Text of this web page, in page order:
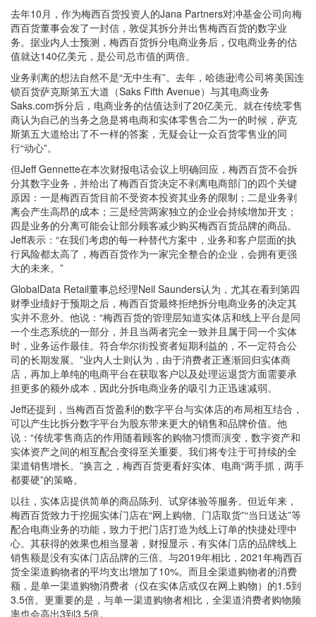
去年10月，作为梅西百货投资人的Jana Partners对冲基金公司向梅
西百货董事会发了一封信，敦促其拆分并出售梅西百货的数字业
务。据业内人士预测，梅西百货拆分电商业务后，仅电商业务的估
值就达140亿美元，是公司总市值的两倍。
业务剥离的想法自然不是“无中生有”。去年，哈德逊湾公司将美国连
锁百货萨克斯第五大道（Saks Fifth Avenue）与其电商业务
Saks.com拆分后，电商业务的估值达到了20亿美元。就在传统零售
商认为自己的当务之急是将电商和实体零售合二为一的时候，萨克
斯第五大道给出了不一样的答案，无疑会让一众百货零售业的同
行“动心”。
但Jeff Gennette在本次财报电话会议上明确回应，梅西百货不会拆
分其数字业务，并给出了梅西百货决定不剥离电商部门的四个关键
原因：一是梅西百货目前不受资本投资其业务的限制；二是业务剥
离会产生高昂的成本；三是经营两家独立的企业会持续增加开支；
四是业务的分离可能会让部分顾客减少购买梅西百货品牌的商品。
Jeff表示：“在我们考虑的每一种替代方案中，业务和客户层面的执
行风险都太高了，梅西百货作为一家完全整合的企业，会拥有更强
大的未来。”
GlobalData Retail董事总经理Neil Saunders认为，尤其在看到第四
财季业绩好于预期之后，梅西百货最终拒绝拆分电商业务的决定其
实并不意外。他说：“梅西百货的管理层知道实体店和线上平台是同
一个生态系统的一部分，并且当两者完全一致并且属于同一个实体
时，业务运作最佳。符合华尔街投资者短期利益的，不一定符合公
司的长期发展。”业内人士则认为，由于消费者正逐渐回归实体商
店，再加上单纯的电商平台在获取客户以及处理运退货方面需要承
担更多的额外成本，因此分拆电商业务的吸引力正迅速减弱。
Jeff还提到，当梅西百货盈利的数字平台与实体店的布局相互结合，
可以产生比拆分数字平台为股东带来更大的销售和品牌价值。他
说：“传统零售商店的作用随着顾客的购物习惯而演变，数字资产和
实体资产之间的相互配合变得至关重要。我们将专注于可持续的全
渠道销售增长。”换言之，梅西百货更看好实体、电商“两手抓，两手
都要硬”的策略。
以往，实体店提供简单的商品陈列、试穿体验等服务。但近年来，
梅西百货致力于挖掘实体门店在“网上购物、门店取货”“当日送达”等
配合电商业务的功能，致力于把门店打造为线上订单的快捷处理中
心。其获得的效果也相当显著，财报显示，有实体门店的品牌线上
销售额是没有实体门店品牌的三倍。与2019年相比，2021年梅西百
货全渠道购物者的平均支出增加了10%。而且全渠道购物者的消费
额，是单一渠道购物消费者（仅在实体店或仅在网上购物）的1.5到
3.5倍。更重要的是，与单一渠道购物者相比，全渠道消费者购物频
率也会高出3到3.5倍。